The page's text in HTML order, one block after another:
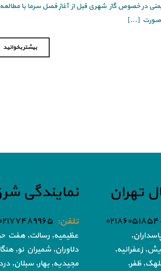
در خصوص گاز شهری قبل از آغاز فصل سرما با
صورت [...]
بیشتر بخوانید
نمایندگی
تلفن:
عظیمیه, رسالت, هفت
دلاوران, شمیران نو,
مجیدیه, بهار, سبلان,
تهران
زعفرانیه,
ظفر,